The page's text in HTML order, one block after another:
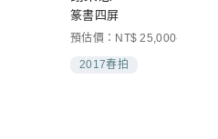
篆書四屏
預估價：NT$ 25,000-50,000
2017春拍